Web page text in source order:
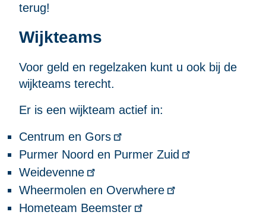
terug!
Wijkteams
Voor geld en regelzaken kunt u ook bij de
wijkteams terecht.
Er is een wijkteam actief in:
Centrum en Gors
Purmer Noord en Purmer Zuid
Weidevenne
Wheermolen en Overwhere
Hometeam Beemster